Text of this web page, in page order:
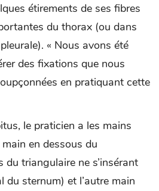
étirements de ses fibres
du thorax (ou dans
« Nous avons été
des fixations que nous
en pratiquant cette
le praticien a les mains
en dessous du
du triangulaire ne s’insérant
du sternum) et l’autre main